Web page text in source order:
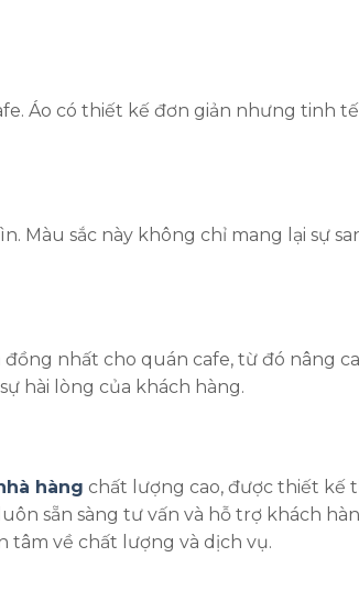
Áo có thiết kế đơn giản nhưng tinh
Màu sắc này không chỉ mang lại sự
nhất cho quán cafe, từ đó nâng
hài lòng của khách hàng.
hàng chất lượng cao, được thiết kế
sẵn sàng tư vấn và hỗ trợ khách
tâm về chất lượng và dịch vụ.